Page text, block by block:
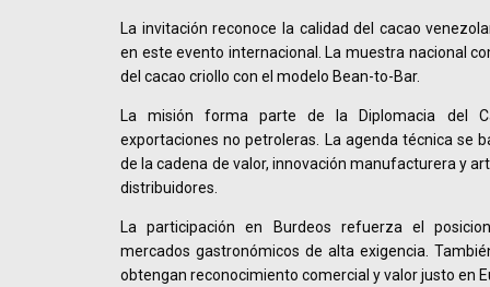
La invitación reconoce la calidad del cacao
en este evento internacional. La muestra nacional
del cacao criollo con el modelo Bean-to-Bar.
La misión forma parte de la Diplomacia del
exportaciones no petroleras. La agenda técnica se
de la cadena de valor, innovación manufacturera y
distribuidores.
La participación en Burdeos refuerza el
mercados gastronómicos de alta exigencia.
obtengan reconocimiento comercial y valor justo en